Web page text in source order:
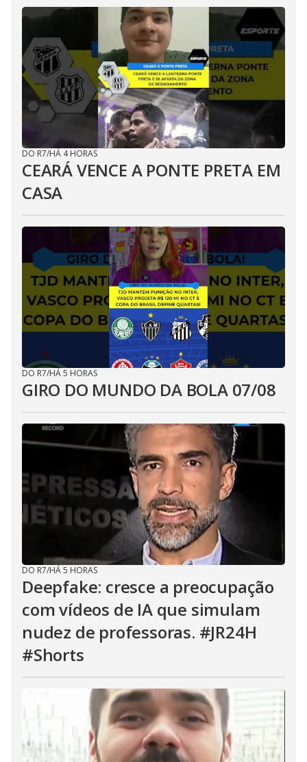
DO R7/HÁ 4 HORAS
CEARÁ VENCE A PONTE PRETA EM
CASA
DO R7/HÁ 5 HORAS
GIRO DO MUNDO DA BOLA 07/08
DO R7/HÁ 5 HORAS
Deepfake: cresce a preocupação
com vídeos de IA que simulam
nudez de professoras. #JR24H
#Shorts